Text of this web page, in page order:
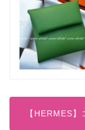
【HERMES